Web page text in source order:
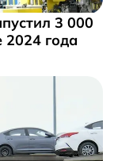
3 000
2024 года